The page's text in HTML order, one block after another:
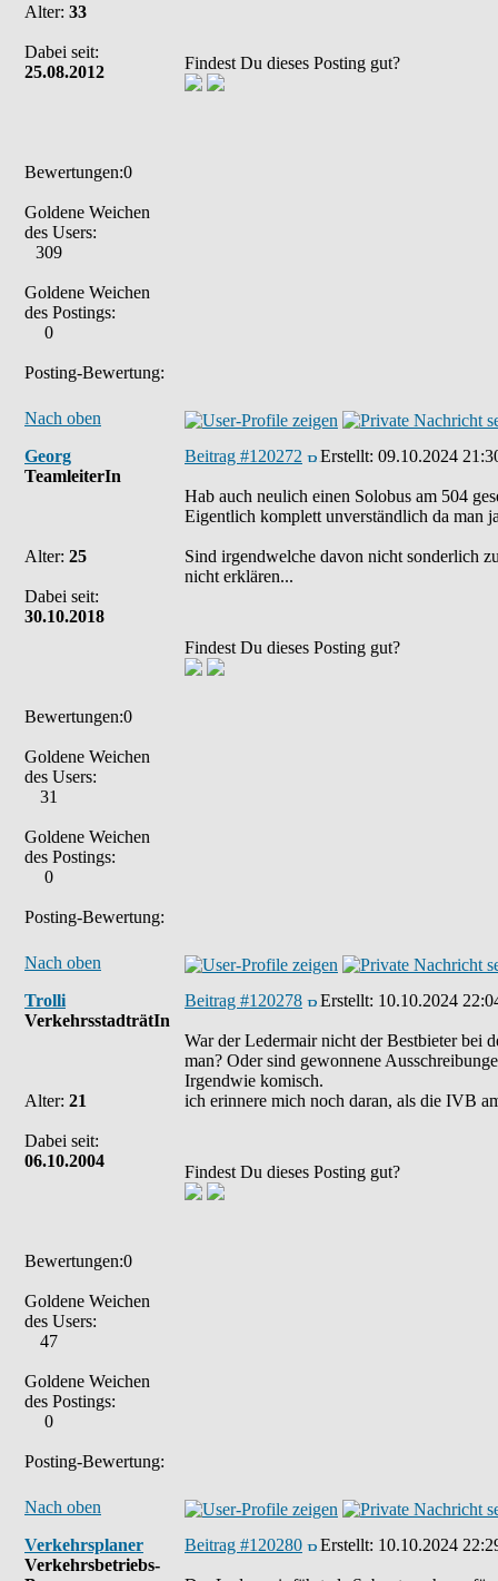
Alter: 33
Dabei seit:
25.08.2012
Bewertungen:0
Goldene Weichen
des Users:
309
Goldene Weichen
des Postings:
0
Posting-Bewertung:
Findest Du dieses Posting gut?
Nach oben
Georg
TeamleiterIn
Alter: 25
Dabei seit:
30.10.2018
Bewertungen:0
Goldene Weichen
des Users:
31
Goldene Weichen
des Postings:
0
Posting-Bewertung:
Beitrag #120272 Erstellt: 09.10.2024
Hab auch neulich einen Solobus am 504
Eigentlich komplett unverständlich da man
Sind irgendwelche davon nicht sonderlich
nicht erklären...
Findest Du dieses Posting gut?
Nach oben
Trolli
VerkehrsstadträtIn
Alter: 21
Dabei seit:
06.10.2004
Bewertungen:0
Goldene Weichen
des Users:
47
Goldene Weichen
des Postings:
0
Posting-Bewertung:
Beitrag #120278 Erstellt: 10.10.2024
War der Ledermair nicht der Bestbieter bei
man? Oder sind gewonnene
Irgendwie komisch.
ich erinnere mich noch daran, als die IVB
Findest Du dieses Posting gut?
Nach oben
Verkehrsplaner
Verkehrsbetriebs-
Beitrag #120280 Erstellt: 10.10.2024